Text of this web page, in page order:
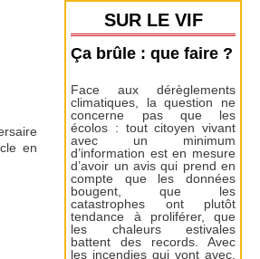
en
SUR LE VIF
Ça brûle : que faire ?
Face aux dérèglements
climatiques, la question ne
concerne pas que les
écolos : tout citoyen vivant
avec un minimum
d’information est en mesure
d’avoir un avis qui prend en
compte que les données
bougent, que les
catastrophes ont plutôt
tendance à proliférer, que
les chaleurs estivales
battent des records. Avec
les incendies qui vont avec.